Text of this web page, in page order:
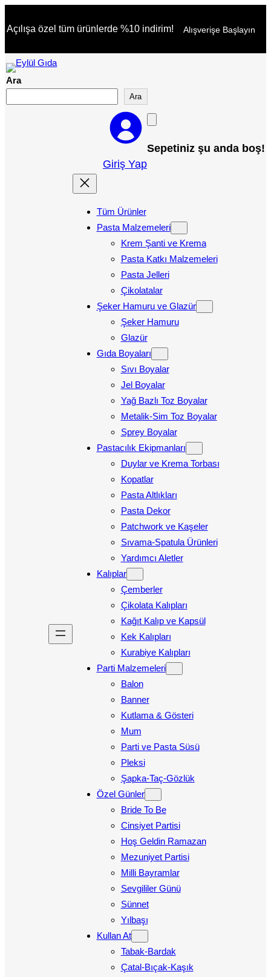
geç
Açılışa özel tüm ürünlerde %10 indirim! Alışverişe Başlayın
Ara
Ara
Giriş Yap
Sepetiniz şu anda boş!
Tüm Ürünler
Pasta Malzemeleri
Krem Şanti ve Krema
Pasta Katkı Malzemeleri
Pasta Jelleri
Çikolatalar
Şeker Hamuru ve Glazür
Şeker Hamuru
Glazür
Gıda Boyaları
Sıvı Boyalar
Jel Boyalar
Yağ Bazlı Toz Boyalar
Metalik-Sim Toz Boyalar
Sprey Boyalar
Pastacılık Ekipmanları
Duylar ve Krema Torbası
Kopatlar
Pasta Altlıkları
Pasta Dekor
Patchwork ve Kaşeler
Sıvama-Spatula Ürünleri
Yardımcı Aletler
Kalıplar
Çemberler
Çikolata Kalıpları
Kağıt Kalıp ve Kapsül
Kek Kalıpları
Kurabiye Kalıpları
Parti Malzemeleri
Balon
Banner
Kutlama & Gösteri
Mum
Parti ve Pasta Süsü
Pleksi
Şapka-Taç-Gözlük
Özel Günler
Bride To Be
Cinsiyet Partisi
Hoş Geldin Ramazan
Mezuniyet Partisi
Milli Bayramlar
Sevgililer Günü
Sünnet
Yılbaşı
Kullan At
Tabak-Bardak
Çatal-Bıçak-Kaşık